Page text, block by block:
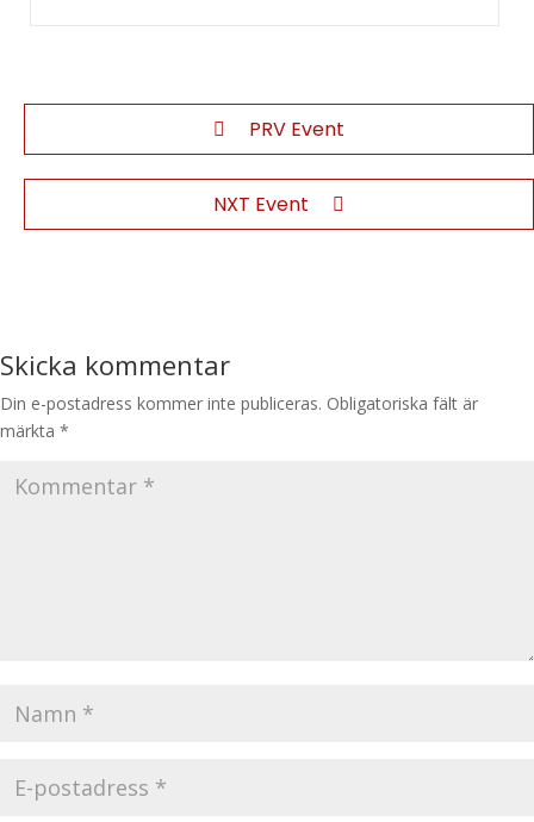
PRV Event
NXT Event
Skicka kommentar
Din e-postadress kommer inte publiceras. Obligatoriska fält är
märkta *